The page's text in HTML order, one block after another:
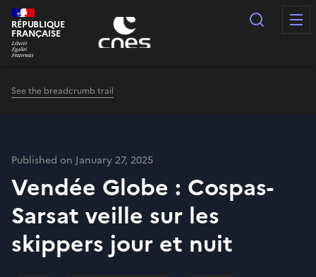
Cookies management panel
RÉPUBLIQUE
FRANÇAISE
Search
See the breadcrumb trail
Published on January 27, 2025
Vendée Globe : Cospas-
Sarsat veille sur les
skippers jour et nuit